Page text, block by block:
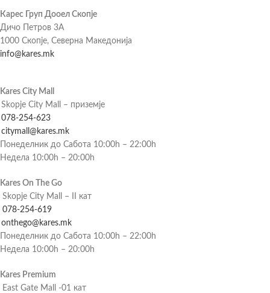
Карес Груп Дооел Скопје
Дичо Петров 3А
1000 Скопје, Северна Македонија
info@kares.mk
Kares City Mall
Skopje City Mall – приземје
078-254-623
citymall@kares.mk
Понеделник до Сабота 10:00h – 22:00h
Недела 10:00h – 20:00h
Kares On The Go
Skopje City Mall – II кат
078-254-619
onthego@kares.mk
Понеделник до Сабота 10:00h – 22:00h
Недела 10:00h – 20:00h
Kares Premium
East Gate Mall -01 кат